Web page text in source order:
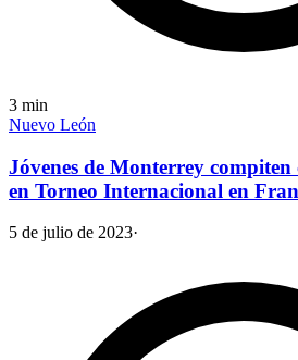
3 min
Nuevo León
Jóvenes de Monterrey
en Torneo Internacional en
5 de julio de 2023·